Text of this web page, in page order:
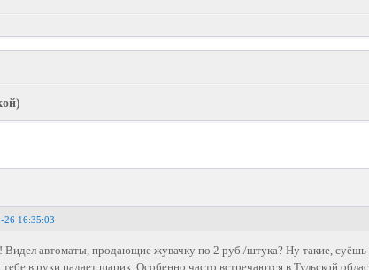
26 16:35:03
Видел автоматы, продающие жувачку по 2 руб./штука? Ну такие, суёшь
в руки падает шарик. Особенно часто встречаются в Тульской